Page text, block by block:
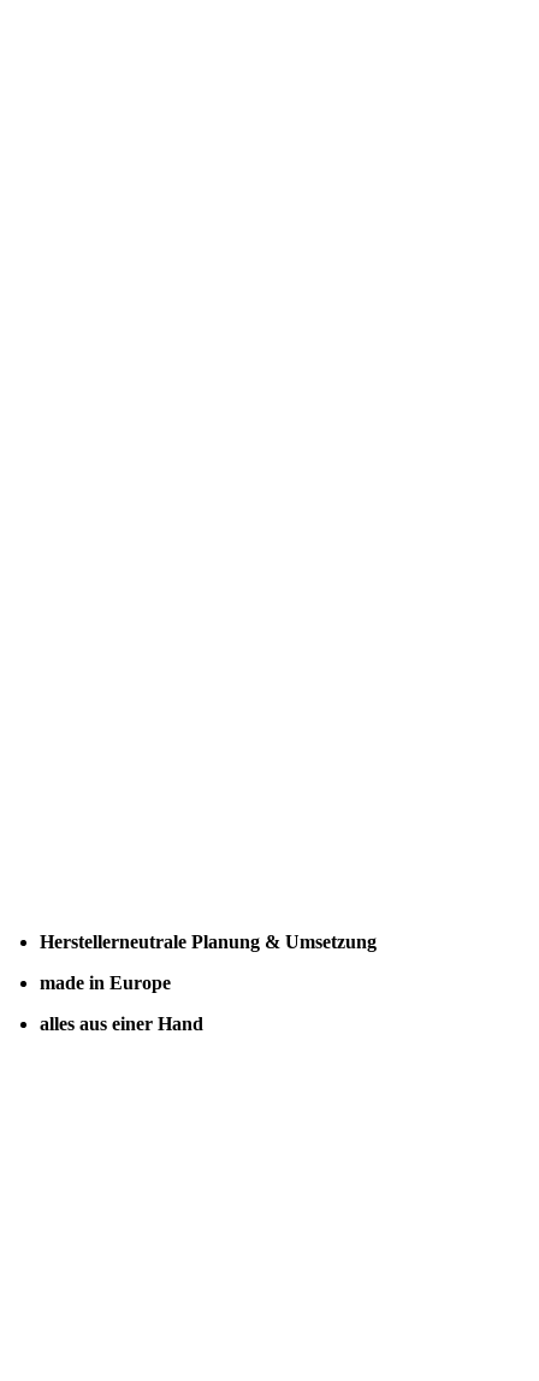
Herstellerneutrale Planung & Umsetzung
made in Europe
alles aus einer Hand